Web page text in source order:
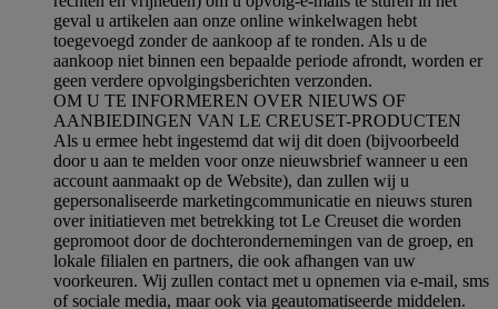
geval u artikelen aan onze online winkelwagen hebt
toegevoegd zonder de aankoop af te ronden. Als u de
aankoop niet binnen een bepaalde periode afrondt, worden er
geen verdere opvolgingsberichten verzonden.
OM U TE INFORMEREN OVER NIEUWS OF
AANBIEDINGEN VAN LE CREUSET-PRODUCTEN
Als u ermee hebt ingestemd dat wij dit doen (bijvoorbeeld
door u aan te melden voor onze nieuwsbrief wanneer u een
account aanmaakt op de Website), dan zullen wij u
gepersonaliseerde marketingcommunicatie en nieuws sturen
over initiatieven met betrekking tot Le Creuset die worden
gepromoot door de dochterondernemingen van de groep, en
lokale filialen en partners, die ook afhangen van uw
voorkeuren. Wij zullen contact met u opnemen via e-mail, sms
of sociale media, maar ook via geautomatiseerde middelen.